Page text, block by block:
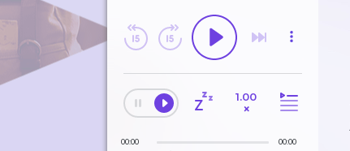
1.00
×
00:00 00:00